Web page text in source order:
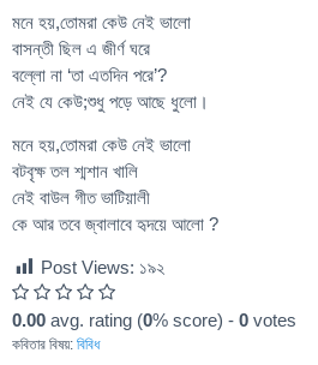
মনে হয়,তোমরা কেউ নেই ভালো
বাসন্তী ছিল এ জীর্ণ ঘরে
বল্লো না ‘তা এতদিন পরে’?
নেই যে কেউ;শুধু পড়ে আছে ধুলো।
মনে হয়,তোমরা কেউ নেই ভালো
বটবৃক্ষ তল শ্মশান খালি
নেই বাউল গীত ভাটিয়ালী
কে আর তবে জ্বালাবে হৃদয়ে আলো ?
Post Views: ১৯২
0.00 avg. rating (0% score) - 0 votes
কবিতার বিষয়: বিবিধ